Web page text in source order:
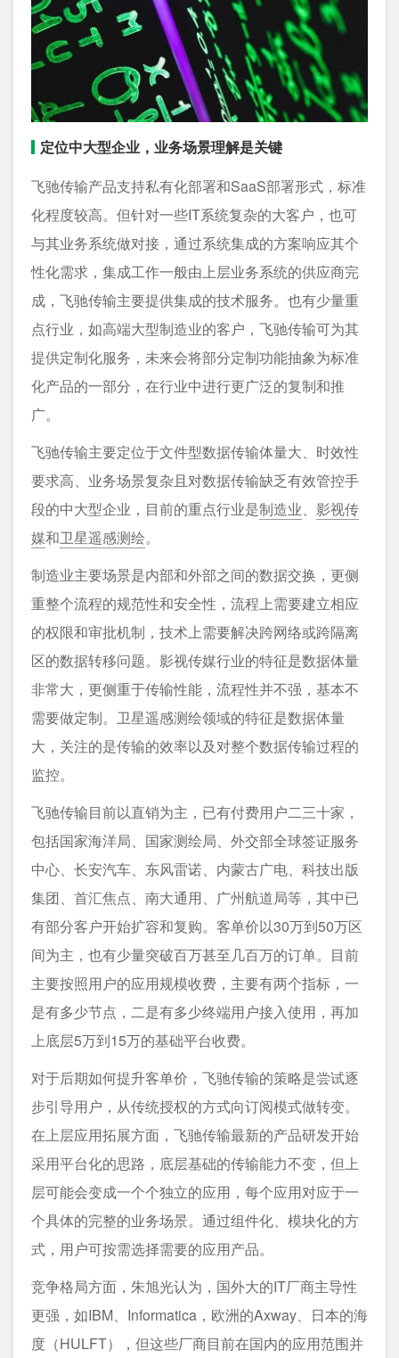
定位中大型企业，业务场景理解是关键
飞驰传输产品支持私有化部署和SaaS部署形式，标准
化程度较高。但针对一些IT系统复杂的大客户，也可
与其业务系统做对接，通过系统集成的方案响应其个
性化需求，集成工作一般由上层业务系统的供应商完
成，飞驰传输主要提供集成的技术服务。也有少量重
点行业，如高端大型制造业的客户，飞驰传输可为其
提供定制化服务，未来会将部分定制功能抽象为标准
化产品的一部分，在行业中进行更广泛的复制和推
广。
飞驰传输主要定位于文件型数据传输体量大、时效性
要求高、业务场景复杂且对数据传输缺乏有效管控手
段的中大型企业，目前的重点行业是制造业、 影视传
媒和卫星遥感测绘。
制造业主要场景是内部和外部之间的数据交换，更侧
重整个流程的规范性和安全性，流程上需要建立相应
的权限和审批机制，技术上需要解决跨网络或跨隔离
区的数据转移问题。影视传媒行业的特征是数据体量
非常大，更侧重于传输性能，流程性并不强，基本不
需要做定制。卫星遥感测绘领域的特征是数据体量
大，关注的是传输的效率以及对整个数据传输过程的
监控。
飞驰传输目前以直销为主，已有付费用户二三十家，
包括国家海洋局、国家测绘局、外交部全球签证服务
中心、长安汽车、东风雷诺、内蒙古广电、科技出版
集团、首汇焦点、南大通用、广州航道局等，其中已
有部分客户开始扩容和复购。客单价以30万到50万区
间为主，也有少量突破百万甚至几百万的订单。目前
主要按照用户的应用规模收费，主要有两个指标，一
是有多少节点，二是有多少终端用户接入使用，再加
上底层5万到15万的基础平台收费。
对于后期如何提升客单价，飞驰传输的策略是尝试逐
步引导用户，从传统授权的方式向订阅模式做转变。
在上层应用拓展方面，飞驰传输最新的产品研发开始
采用平台化的思路，底层基础的传输能力不变，但上
层可能会变成一个个独立的应用，每个应用对应于一
个具体的完整的业务场景。通过组件化、模块化的方
式，用户可按需选择需要的应用产品。
竞争格局方面，朱旭光认为，国外大的IT厂商主导性
更强，如IBM、Informatica，欧洲的Axway、日本的海
度（HULFT），但这些厂商目前在国内的应用范围并